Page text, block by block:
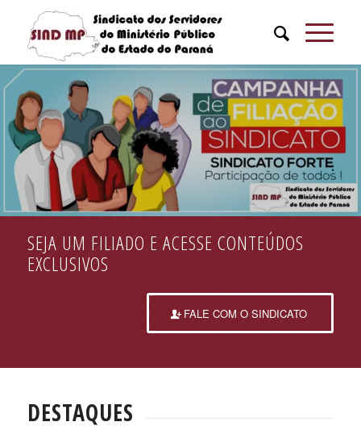
SEJA UM FILIADO E ACESSE CONTEÚDOS
EXCLUSIVOS
FALE COM O SINDICATO
DESTAQUES